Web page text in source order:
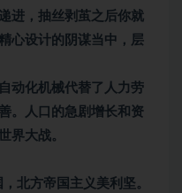
进，抽丝剥茧之后你就
心设计的阴谋当中，层
动化机械代替了人力劳
。人口的急剧增长和资
界大战。
北方帝国主义美利坚。